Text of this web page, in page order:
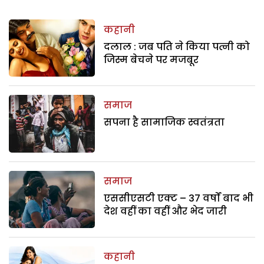
कहानी
दलाल : जब पति ने किया पत्नी को
जिस्म बेचने पर मजबूर
समाज
सपना है सामाजिक स्वतंत्रता
समाज
एससीएसटी एक्ट – 37 वर्षों बाद भी
देश वहीं का वहीं और भेद जारी
कहानी